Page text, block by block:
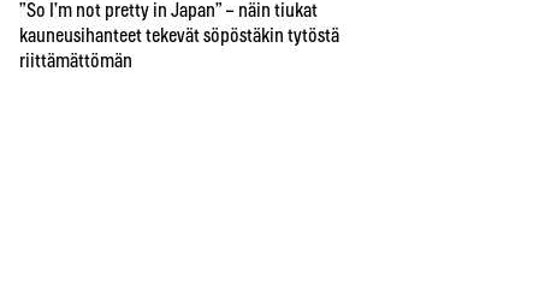
”So I’m not pretty in Japan” – näin tiukat
kauneusihanteet tekevät söpöstäkin tytöstä
riittämättömän